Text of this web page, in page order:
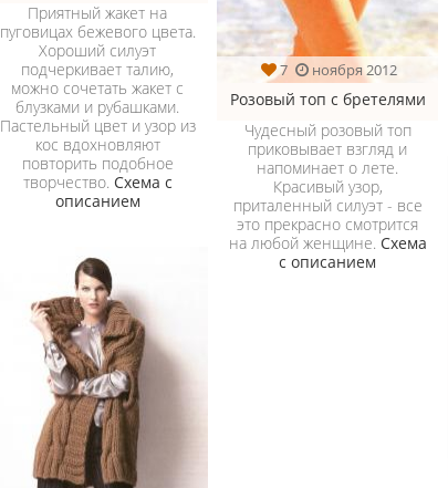
7 ноября 2012
Розовый топ с бретелями
Чудесный розовый топ
приковывает взгляд и
напоминает о лете.
Красивый узор,
приталенный силуэт - все
это прекрасно смотрится
на любой женщине. Схема
с описанием
Приятный жакет на
пуговицах бежевого цвета.
Хороший силуэт
подчеркивает талию,
можно сочетать жакет с
блузками и рубашками.
Пастельный цвет и узор из
кос вдохновляют
повторить подобное
творчество. Схема с
описанием